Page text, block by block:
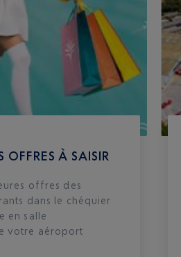
OFFRES À SAISIR
offres des
dans le chéquier
en salle
votre aéroport